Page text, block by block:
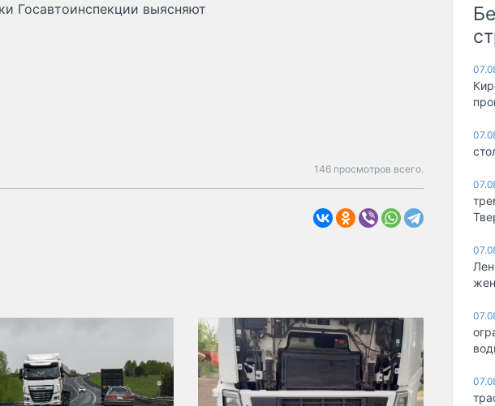
Госавтоинспекции выясняют
146 просмотров всего.